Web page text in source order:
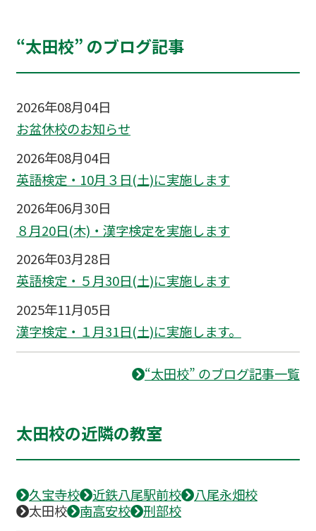
“太田校” のブログ記事
2026年08月04日
お盆休校のお知らせ
2026年08月04日
英語検定・10月３日(土)に実施します
2026年06月30日
８月20日(木)・漢字検定を実施します
2026年03月28日
英語検定・５月30日(土)に実施します
2025年11月05日
漢字検定・１月31日(土)に実施します。
“太田校” のブログ記事一覧
太田校の近隣の教室
久宝寺校 近鉄八尾駅前校
八尾永畑校
太田校
南高安校 刑部校